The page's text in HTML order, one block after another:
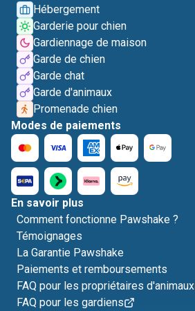
Hébergement
Garderie pour chien
Gardiennage de maison
Garde de chien
Garde chat
Garde d'animaux
Promenade chien
Modes de paiements
En savoir plus
Comment fonctionne Pawshake ?
Témoignages
La Garantie Pawshake
Paiements et remboursements
FAQ pour les propriétaires d'animaux
FAQ pour les gardiens